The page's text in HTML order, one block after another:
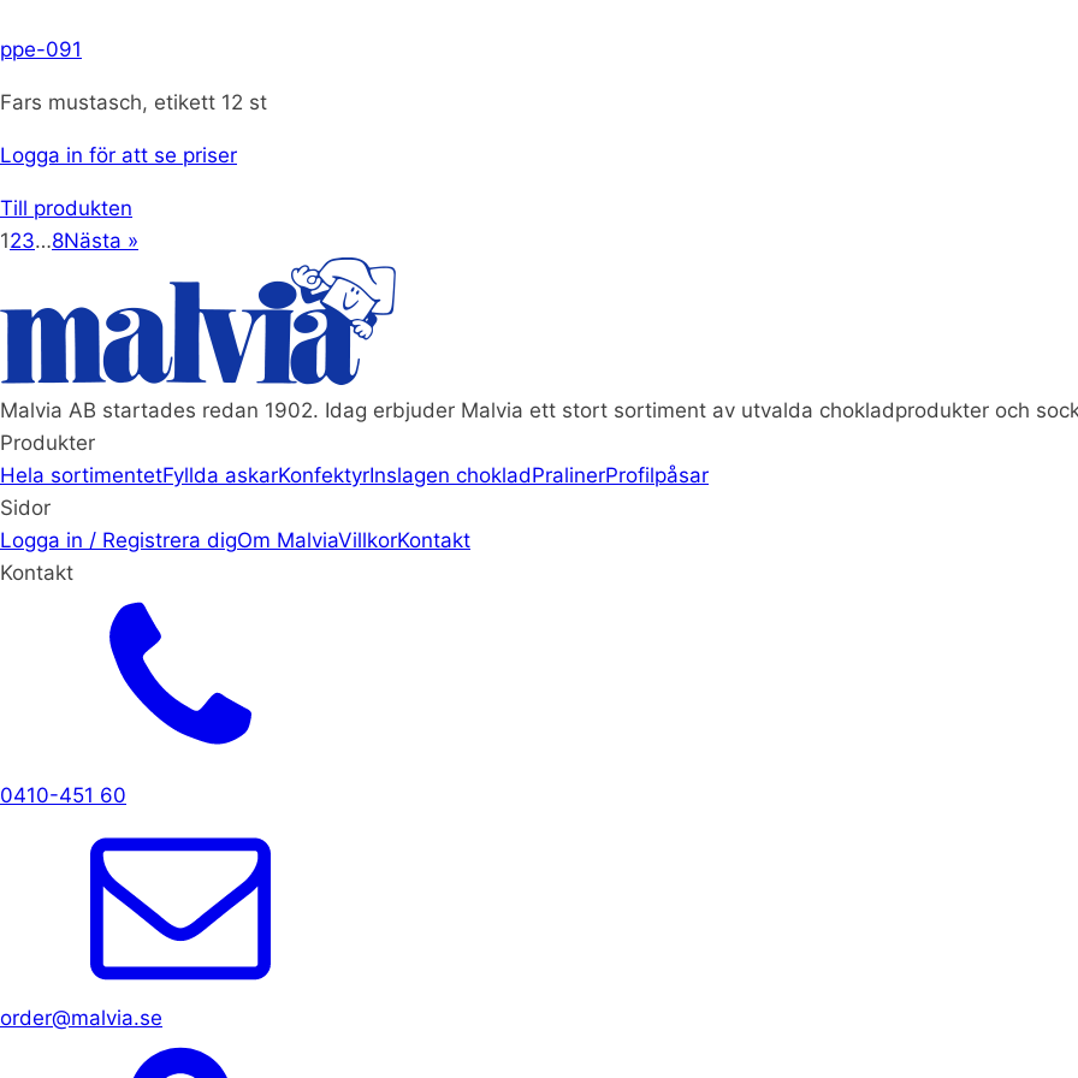
ppe-091
Fars mustasch, etikett 12 st
Logga in för att se priser
Till produkten
123…8Nästa »
Malvia AB startades redan 1902. Idag erbjuder Malvia ett stort sortiment av utvalda chokladprodukter och
Produkter
Hela sortimentetFyllda askarKonfektyrInslagen chokladPralinerProfilpåsar
Sidor
Logga in / Registrera digOm MalviaVillkorKontakt
Kontakt
0410-451 60
order@malvia.se